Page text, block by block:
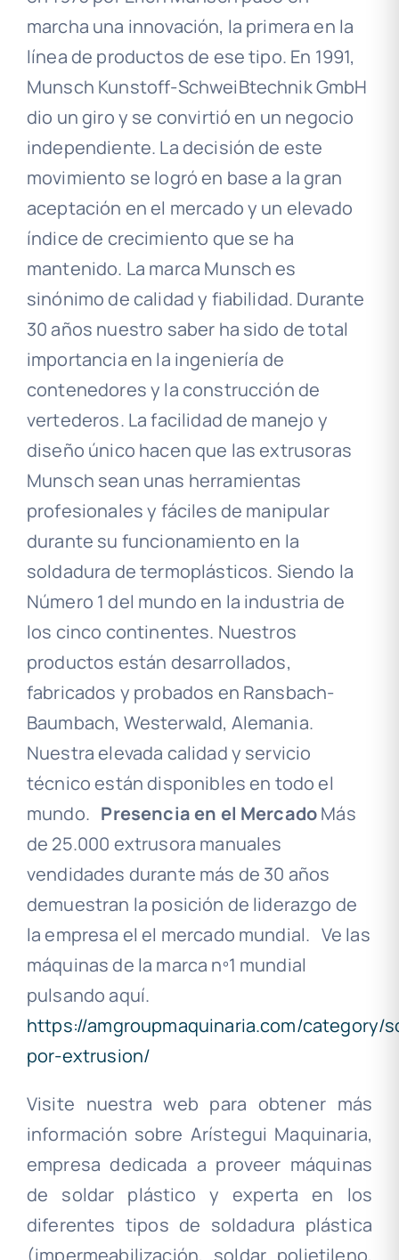
marcha una innovación, la primera en la
línea de productos de ese tipo. En 1991,
Munsch Kunstoff-SchweiBtechnik GmbH
dio un giro y se convirtió en un negocio
independiente. La decisión de este
movimiento se logró en base a la gran
aceptación en el mercado y un elevado
índice de crecimiento que se ha
mantenido. La marca Munsch es
sinónimo de calidad y fiabilidad. Durante
30 años nuestro saber ha sido de total
importancia en la ingeniería de
contenedores y la construcción de
vertederos. La facilidad de manejo y
diseño único hacen que las extrusoras
Munsch sean unas herramientas
profesionales y fáciles de manipular
durante su funcionamiento en la
soldadura de termoplásticos. Siendo la
Número 1 del mundo en la industria de
los cinco continentes. Nuestros
productos están desarrollados,
fabricados y probados en Ransbach-
Baumbach, Westerwald, Alemania.
Nuestra elevada calidad y servicio
técnico están disponibles en todo el
mundo. Presencia en el MercadoMás
de 25.000 extrusora manuales
vendidades durante más de 30 años
demuestran la posición de liderazgo de
la empresa el el mercado mundial. Ve las
máquinas de la marca nº1 mundial
pulsando aquí.
https://amgroupmaquinaria.com/category/
por-extrusion/
Visite nuestra web para obtener más
información sobre Arístegui Maquinaria,
empresa dedicada a proveer máquinas
de soldar plástico y experta en los
diferentes tipos de soldadura plástica
(impermeabilización, soldar polietileno,